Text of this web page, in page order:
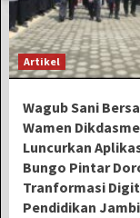
Artikel
Wagub Sani
Wamen
Luncurkan
Bungo Pintar
Tranformasi
Pendidikan Jambi